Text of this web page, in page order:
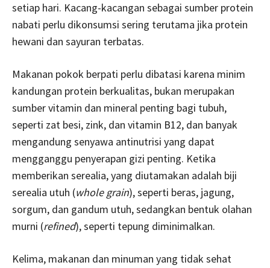
setiap hari. Kacang-kacangan sebagai sumber protein
nabati perlu dikonsumsi sering terutama jika protein
hewani dan sayuran terbatas.
Makanan pokok berpati perlu dibatasi karena minim
kandungan protein berkualitas, bukan merupakan
sumber vitamin dan mineral penting bagi tubuh,
seperti zat besi, zink, dan vitamin B12, dan banyak
mengandung senyawa antinutrisi yang dapat
mengganggu penyerapan gizi penting. Ketika
memberikan serealia, yang diutamakan adalah biji
serealia utuh (whole grain), seperti beras, jagung,
sorgum, dan gandum utuh, sedangkan bentuk olahan
murni (refined), seperti tepung diminimalkan.
Kelima, makanan dan minuman yang tidak sehat